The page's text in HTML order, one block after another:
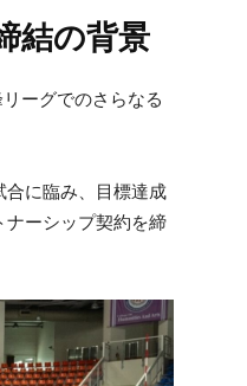
結の背景
ーグでのさらなる
合に臨み、目標達成
ナーシップ契約を締